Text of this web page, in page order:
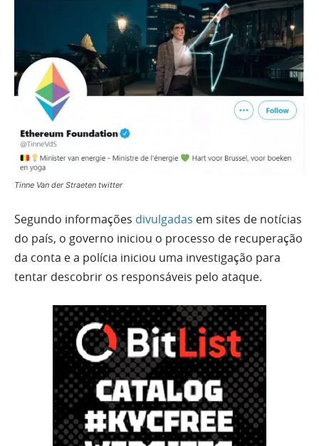
Tinne Van der Straeten twitter
Segundo informações divulgadas em sites de notícias
do país, o governo iniciou o processo de recuperação
da conta e a polícia iniciou uma investigação para
tentar descobrir os responsáveis pelo ataque.